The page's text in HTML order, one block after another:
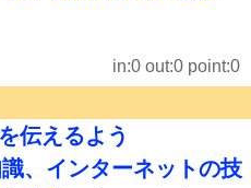
in:0 out:0 point:0
伝えるよう
、インターネットの技